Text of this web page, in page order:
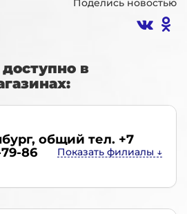
Поделись новостью
в
, общий тел. +7
86